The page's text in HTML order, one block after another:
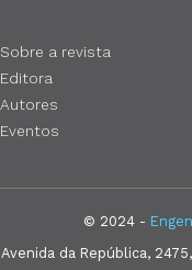
Sobre a revista
Editora
Autores
Eventos
© 2024 -
da República,